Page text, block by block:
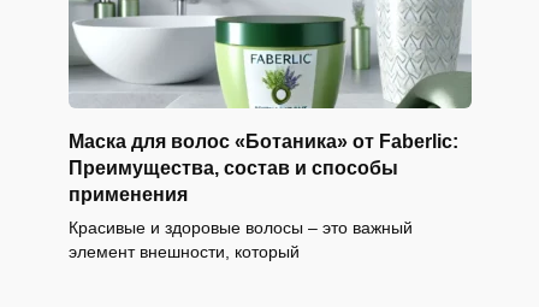
Маска для волос «Ботаника» от Faberlic:
Преимущества, состав и способы
применения
Красивые и здоровые волосы – это важный
элемент внешности, который